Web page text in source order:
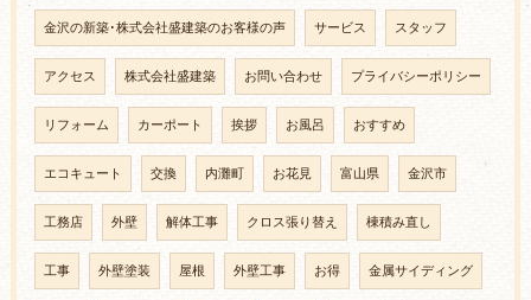
金沢の新築･株式会社盛建築のお客様の声 サービス スタッフ
アクセス 株式会社盛建築 お問い合わせ プライバシーポリシー
リフォーム カーポート 挨拶 お風呂 おすすめ
エコキュート 交換 内灘町 お花見 富山県 金沢市
工務店 外壁 解体工事 クロス張り替え 棟積み直し
工事 外壁塗装 屋根 外壁工事 お得 金属サイディング